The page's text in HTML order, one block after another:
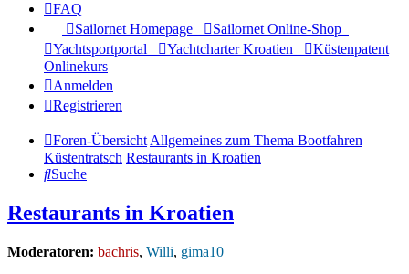
FAQ
Sailornet Homepage
Sailornet Online-Shop
Yachtsportportal
Yachtcharter Kroatien
Küstenpatent
Onlinekurs
Anmelden
Registrieren
Foren-ÜbersichtAllgemeines zum Thema Bootfahren
Küstentratsch Restaurants in Kroatien
Suche
Restaurants in Kroatien
Moderatoren: bachris, Willi, gima10